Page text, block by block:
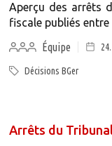
Aperçu des arrêts
fiscale publiés
Équipe
Décisions BGer
Arrêts du